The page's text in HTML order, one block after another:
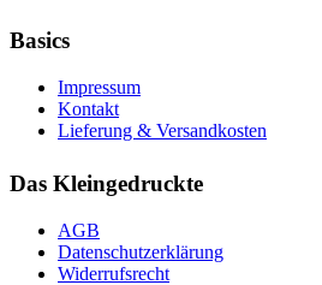
Basics
Impressum
Kontakt
Lieferung & Versandkosten
Das Kleingedruckte
AGB
Datenschutzerklärung
Widerrufsrecht